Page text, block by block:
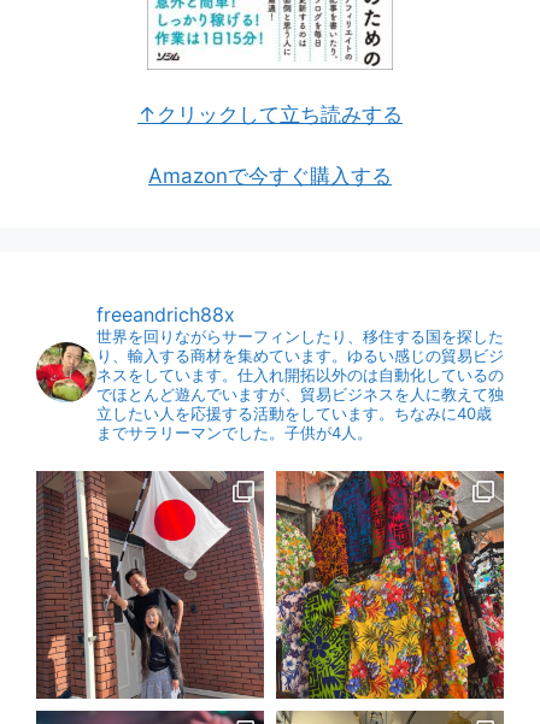
↑クリックして立ち読みする
Amazonで今すぐ購入する
freeandrich88x
世界を回りながらサーフィンしたり、移住する国を探した
り、輸入する商材を集めています。ゆるい感じの貿易ビジ
ネスをしています。仕入れ開拓以外のは自動化しているの
でほとんど遊んでいますが、貿易ビジネスを人に教えて独
立したい人を応援する活動をしています。ちなみに40歳
までサラリーマンでした。子供が4人。